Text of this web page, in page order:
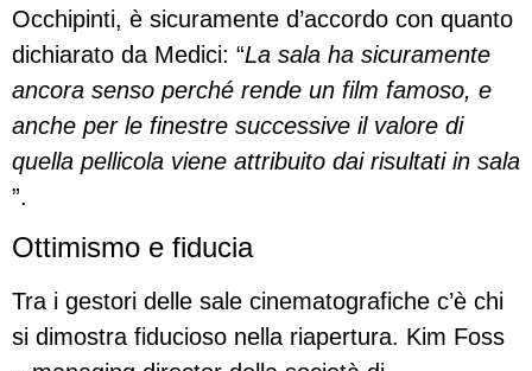
Occhipinti, è sicuramente d’accordo con quanto
dichiarato da Medici: “La sala ha sicuramente
ancora senso perché rende un film famoso, e
anche per le finestre successive il valore di
quella pellicola viene attribuito dai risultati in sala
”.
Ottimismo e fiducia
Tra i gestori delle sale cinematografiche c’è chi
si dimostra fiducioso nella riapertura. Kim Foss